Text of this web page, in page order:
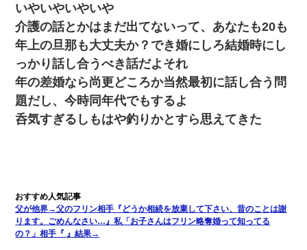
小2の頃、妹と昼寝してたら家が火事になってて気づくと逃げ場が
なかった。妹を抱き締めて「ﾀﾋんじゃうよ」って泣いてたら…
【悲報】嫁がワイのこと嫌いっぽいから単身赴任した結果
宅飲みで女友達の乳を見てしまった・・・
今日夫の実家に泊ったんだけど、朝起きたら股間がなんかモッコ
リしてた
いやいやいやいや
介護の話とかはまだ出てないって、あなたも20も
年上の旦那も大丈夫か？でき婚にしろ結婚時にし
っかり話し合うべき話だよそれ
年の差婚なら尚更どころか当然最初に話し合う問
題だし、今時同年代でもするよ
呑気すぎるしもはや釣りかとすら思えてきた
父が他界→父のフリン相手『どうか相続を放棄して下さい、昔のことは謝
ります。ごめんなさい…』私「お子さんはフリン略奪婚って知ってる
の？」相手『 』結果→